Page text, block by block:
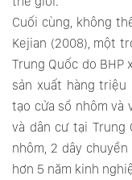
Cuối cùng, không
Kejian (2008), một
Trung Quốc do BHP
sản xuất hàng triệu
tạo cửa sổ nhôm và
và dân cư tại Trung
nhôm, 2 dây
hơn 5 năm kinh